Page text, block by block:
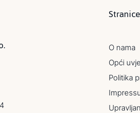
Stranice
O nama
Opći
Politika